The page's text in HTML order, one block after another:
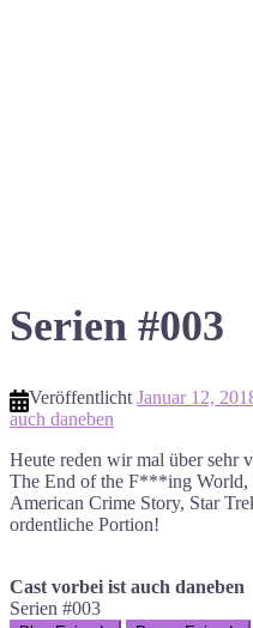
Serien #003
Veröffentlicht Januar 12,
auch daneben
Heute reden wir mal über sehr
The End of the F***ing World,
American Crime Story, Star
ordentliche Portion!
Cast vorbei ist auch daneben
Serien #003